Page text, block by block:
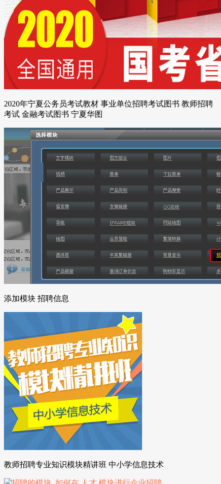
2020年宁夏公务员考试教材 事业单位招聘考试图书 教师招聘
考试 金融考试图书 宁夏华图
添加模块 招聘信息
教师招聘专业知识模块精讲班 中小学信息技术